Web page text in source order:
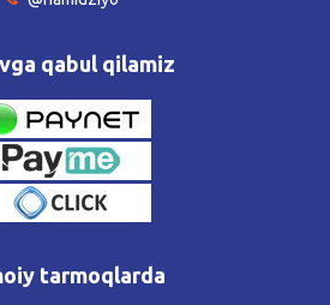
qabul qilamiz
tarmoqlarda